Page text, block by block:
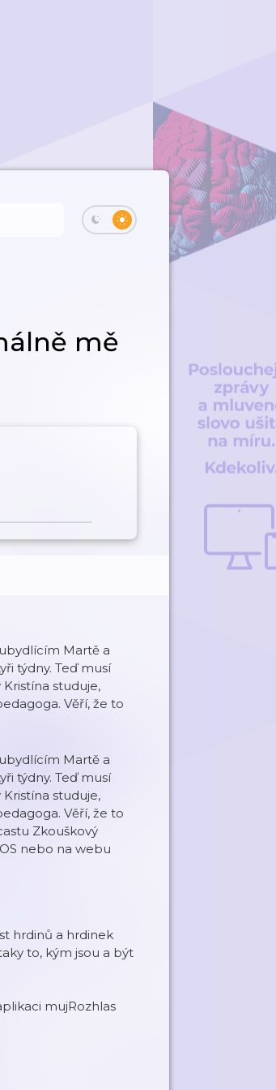
mě
Martě a
týdny. Teď musí
studuje,
Věří, že to
Martě a
týdny. Teď musí
studuje,
Věří, že to
Zkouškový
nebo na webu
hrdinů a hrdinek
to, kým jsou a být
mujRozhlas